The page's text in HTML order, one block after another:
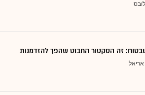
זה הסקטור החבוט שהפך להזדמנות